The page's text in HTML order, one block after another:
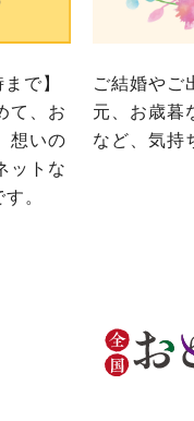
で】
て、お
想いの
ットな
。
ご結婚やご
元、お歳暮
など、気持
大阪いずみ
京都
京都
大阪いずみ